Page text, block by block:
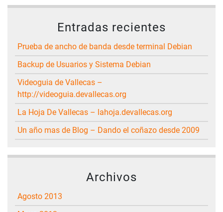
Entradas recientes
Prueba de ancho de banda desde terminal Debian
Backup de Usuarios y Sistema Debian
Videoguia de Vallecas –
http://videoguia.devallecas.org
La Hoja De Vallecas – lahoja.devallecas.org
Un año mas de Blog – Dando el coñazo desde 2009
Archivos
agosto 2013